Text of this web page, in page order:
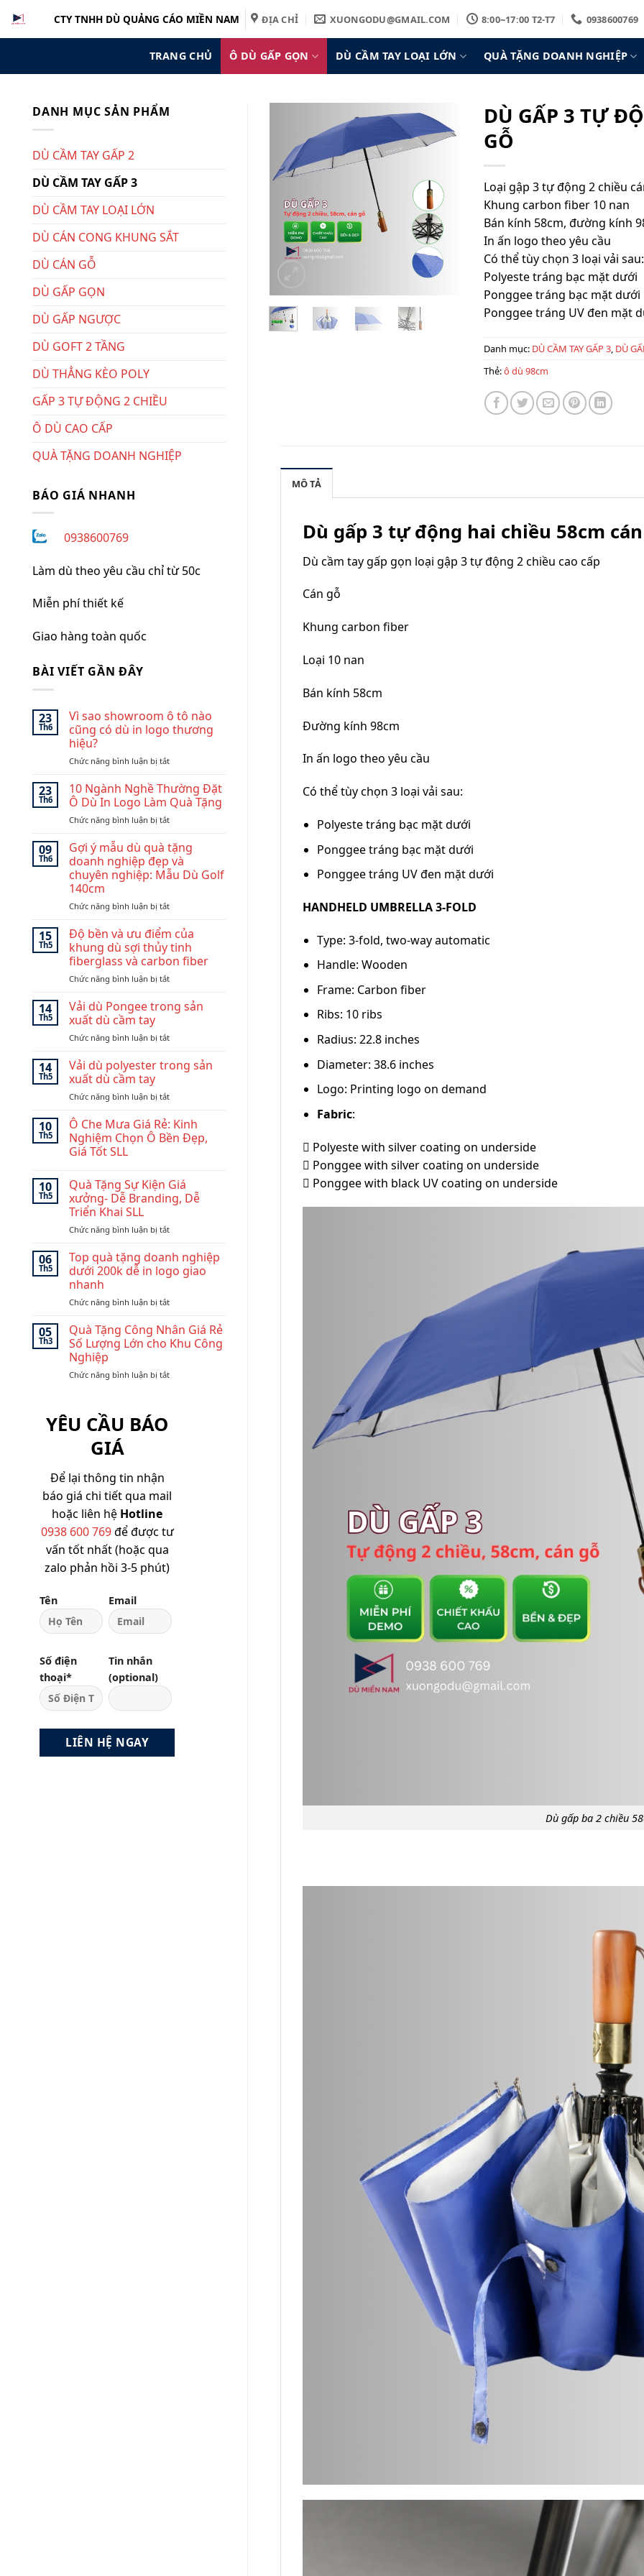
qua
CTY TNHH DÙ QUẢNG CÁO MIỀN NAM ĐỊA CHỈ XUONGODU@GMAIL.COM 8:00~17:00 T2-T7 0938600769
TRANG CHỦ Ô DÙ GẤP GỌN DÙ CẦM TAY LOẠI LỚN QUÀ TẶNG DOANH NGHIỆP
DANH MỤC SẢN PHẨM
DÙ CẦM TAY GẤP 2
DÙ CẦM TAY GẤP 3
DÙ CẦM TAY LOẠI LỚN
DÙ CÁN CONG KHUNG SẮT
DÙ CÁN GỖ
DÙ GẤP GỌN
DÙ GẤP NGƯỢC
DÙ GOFT 2 TẦNG
DÙ THẲNG KÈO POLY
GẤP 3 TỰ ĐỘNG 2 CHIỀU
Ô DÙ CAO CẤP
QUÀ TẶNG DOANH NGHIỆP
BÁO GIÁ NHANH
0938600769
Làm dù theo yêu cầu chỉ từ 50c
Miễn phí thiết kế
Giao hàng toàn quốc
BÀI VIẾT GẦN ĐÂY
23
Th6
Vì sao showroom ô tô nào
cũng có dù in logo thương
hiệu?
Chức năng bình luận bị tắtở
sao
showroom
ô
tô
cũng
có
dù
in
thương
23
Th6
10 Ngành Nghề Thường Đặt
Ô Dù In Logo Làm Quà Tặng
Chức năng bình luận bị tắtở
Ngành
Nghề
Thường
Đặt
Dù
Logo
Làm
Quà
Tặng
09
Th6
Gợi ý mẫu dù quà tặng
doanh nghiệp đẹp và
chuyên nghiệp: Mẫu Dù Golf
140cm
Chức năng bình luận bị tắtở
ý
mẫu
dù
quà
tặng
nghiệp
đẹp
chuyên
Mẫu
140cm
15
Th5
Độ bền và ưu điểm của
khung dù sợi thủy tinh
fiberglass và carbon fiber
Chức năng bình luận bị tắtở
bền
và
điểm
khung
thủy
fiberglass
và
14
Th5
Vải dù Pongee trong sản
xuất dù cầm tay
Chức năng bình luận bị tắtở
dù
Pongee
sản
dù
cầm
14
Th5
Vải dù polyester trong sản
xuất dù cầm tay
Chức năng bình luận bị tắtở
dù
polyester
trong
dù
tay
10
Th5
Ô Che Mưa Giá Rẻ: Kinh
Nghiệm Chọn Ô Bền Đẹp,
Giá Tốt SLL
bình
luận
ở
Mưa
Kinh
Nghiệm
Chọn
Ô
Bền
Đẹp,
Tốt
SLL
10
Th5
Quà Tặng Sự Kiện Giá
xưởng- Dễ Branding, Dễ
Triển Khai SLL
Chức năng bình luận bị tắtở
Tặng
Kiện
xưởng-
Branding,
Dễ
Triển
SLL
06
Th5
Top quà tặng doanh nghiệp
dưới 200k dễ in logo giao
nhanh
Chức năng bình luận bị tắtở
quà
tặng
doanh
dưới
05
Th3
Quà Tặng Công Nhân Giá Rẻ
Số Lượng Lớn cho Khu Công
Nghiệp
Chức năng bình luận bị tắtở
Nghiệp
YÊU CẦU BÁO
GIÁ
Để lại thông tin nhận
báo giá chi tiết qua mail
hoặc liên hệ Hotline
0938 600 769để được tư
vấn tốt nhất (hoặc qua
zalo phản hồi 3-5 phút)
Tên Email
Số điện
thoại*
Tin nhắn
(optional)
DÙ GẤP 3 TỰ
GỖ
Loại gập 3 tự động 2 chiều
Khung carbon fiber 10 nan
Bán kính 58cm, đường kính
In ấn logo theo yêu cầu
Có thể tùy chọn 3 loại vải sau:
Polyeste tráng bạc mặt dưới
Ponggee tráng bạc mặt dưới
Ponggee tráng UV đen mặt
Danh mục: DÙ CẦM TAY GẤP 3, DÙ
Thẻ:ô dù 98cm
MÔ TẢ
Dù gấp 3 tự động hai chiều 58cm
Dù cầm tay gấp gọn loại gập 3 tự động 2 chiều cao cấp
Cán gỗ
Khung carbon fiber
Loại 10 nan
Bán kính 58cm
Đường kính 98cm
In ấn logo theo yêu cầu
Có thể tùy chọn 3 loại vải sau:
Polyeste tráng bạc mặt dưới
Ponggee tráng bạc mặt dưới
Ponggee tráng UV đen mặt dưới
HANDHELD UMBRELLA 3-FOLD
Type: 3-fold, two-way automatic
Handle: Wooden
Frame: Carbon fiber
Ribs: 10 ribs
Radius: 22.8 inches
Diameter: 38.6 inches
Logo: Printing logo on demand
Fabric:
 Polyeste with silver coating on underside
 Ponggee with silver coating on underside
 Ponggee with black UV coating on underside
Dù gấp ba 2 chiều